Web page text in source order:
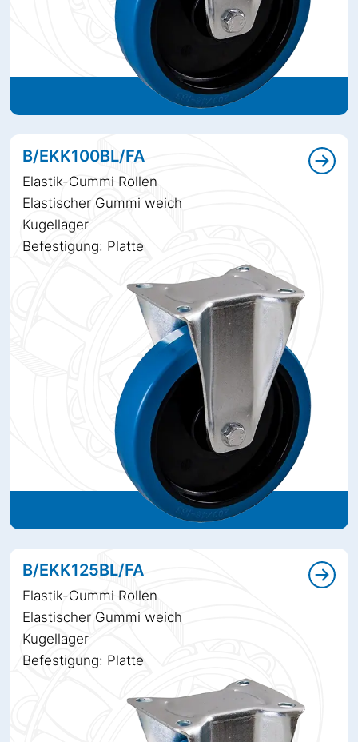
B/EKK100BL/FA
Elastik-Gummi Rollen
Elastischer Gummi weich
Kugellager
Befestigung: Platte
B/EKK125BL/FA
Elastik-Gummi Rollen
Elastischer Gummi weich
Kugellager
Befestigung: Platte